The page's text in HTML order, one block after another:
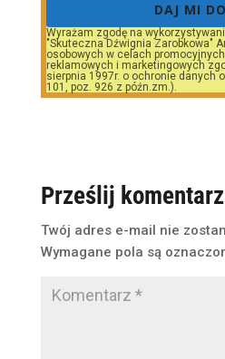
DAJ MI
Wyrażam zgodę na
"Skuteczna Dźwignia Zarobkowa"
osobowych w celach
reklamowych i marketingowych
sierpnia 1997r. o ochronie danych
101, poz. 926 z późn.zm.).
Prześlij komentarz
Twój adres e-mail nie
Wymagane pola są